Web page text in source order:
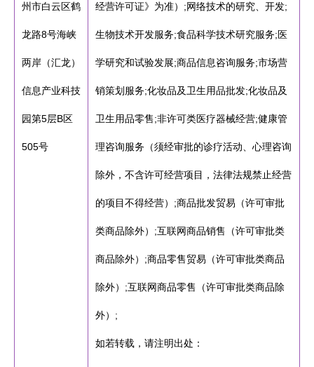
州市白云区鹤
龙路8号海峡
两岸（汇龙）
信息产业科技
园第5层B区
505号
经营许可证》为准）;网络技术的研究、开发;
生物技术开发服务;食品科学技术研究服务;医
学研究和试验发展;商品信息咨询服务;市场营
销策划服务;化妆品及卫生用品批发;化妆品及
卫生用品零售;非许可类医疗器械经营;健康管
理咨询服务（须经审批的诊疗活动、心理咨询
除外，不含许可经营项目，法律法规禁止经营
的项目不得经营）;商品批发贸易（许可审批
类商品除外）;互联网商品销售（许可审批类
商品除外）;商品零售贸易（许可审批类商品
除外）;互联网商品零售（许可审批类商品除
外）;
如若转载，请注明出处：